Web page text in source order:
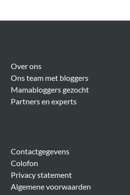
Over ons
Ons team met bloggers
Mamabloggers gezocht
Partners en experts
Contactgegevens
Colofon
Privacy statement
Algemene voorwaarden